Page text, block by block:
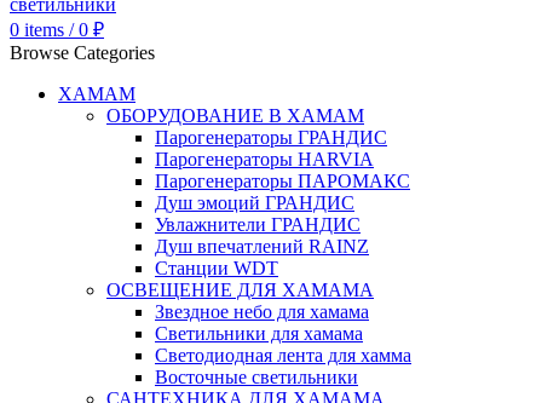
0 items / 0 ₽
Browse Categories
ХАМАМ
ОБОРУДОВАНИЕ В ХАМАМ
Парогенераторы ГРАНДИС
Парогенераторы HARVIA
Парогенераторы ПАРОМАКС
Душ эмоций ГРАНДИС
Увлажнители ГРАНДИС
Душ впечатлений RAINZ
Станции WDT
ОСВЕЩЕНИЕ ДЛЯ ХАМАМА
Звездное небо для хамама
Светильники для хамама
Светодиодная лента для хамма
Восточные светильники